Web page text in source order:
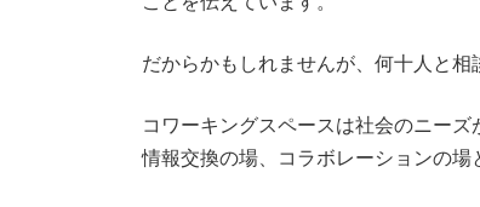
だからかもしれませんが、何十人と
コワーキングスペースは社会のニー
情報交換の場、コラボレーションの場